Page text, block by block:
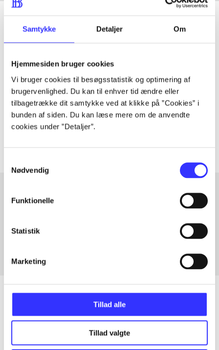
Samtykke Detaljer Om
Hjemmesiden bruger cookies
Vi bruger cookies til besøgsstatistik og optimering af
brugervenlighed. Du kan til enhver tid ændre eller
tilbagetrække dit samtykke ved at klikke på ”Cookies” i
bunden af siden. Du kan læse mere om de anvendte
cookies under ”Detaljer”.
Nødvendig
Funktionelle
Statistik
Marketing
Tillad alle
Tillad valgte
Artiklen er en del af
Tidsskrift
Artiklerne i handler ofte om
Fra
Artikler
Alle registrerede artikler fordelt på udgivelser